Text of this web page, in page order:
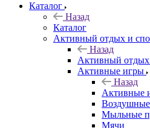
Каталог
Назад
Каталог
Активный отдых и
Назад
Активный отдых
Активные игры
Назад
Активные
Воздушные
Мыльные
Мячи